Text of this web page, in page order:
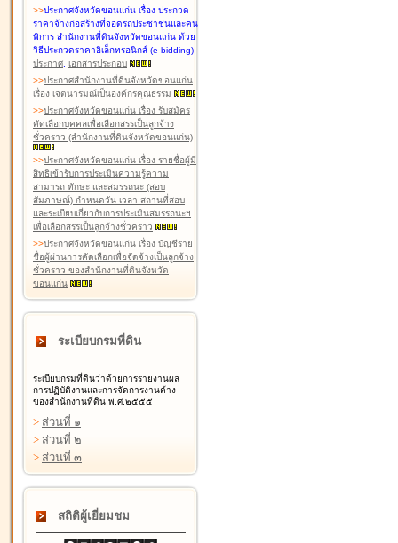
>>ประกาศจังหวัดขอนแก่น เรื่อง ประกวด
ราคาจ้างก่อสร้างที่จอดรถประชาชนและคน
พิการ สำนักงานที่ดินจังหวัดขอนแก่น ด้วย
วิธีประกวดราคาอิเล็กทรอนิกส์ (e-bidding)
ประกาศ, เอกสารประกอบ
>>ประกาศสำนักงานที่ดินจังหวัดขอนแก่น
เรื่อง เจตนารมณ์เป็นองค์กรคุณธรรม
>>ประกาศจังหวัดขอนแก่น เรื่อง รับสมัคร
คัดเลือกบุคคลเพื่อเลือกสรรเป็นลูกจ้าง
ชั่วคราว (สำนักงานที่ดินจังหวัดขอนแก่น)
>>ประกาศจังหวัดขอนแก่น เรื่อง รายชื่อผู้มี
สิทธิเข้ารับการประเมินความรู้ความ
สามารถ ทักษะ และสมรรถนะ (สอบ
สัมภาษณ์) กำหนดวัน เวลา สถานที่สอบ
และระเบียบเกี่ยวกับการประเมินสมรรถนะฯ
เพื่อเลือกสรรเป็นลูกจ้างชั่วคราว
>>ประกาศจังหวัดขอนแก่น เรื่อง บัญชีราย
ชื่อผู้ผ่านการคัดเลือกเพื่อจัดจ้างเป็นลูกจ้าง
ชั่วคราว ของสำนักงานที่ดินจังหวัด
ขอนแก่น
ระเบียบกรมที่ดิน
ระเบียบกรมที่ดินว่าด้วยการรายงานผล
การปฏิบัติงานและการจัดการงานค้าง
ของสำนักงานที่ดิน พ.ศ.๒๕๕๕
> ส่วนที่ ๑
> ส่วนที่ ๒
> ส่วนที่ ๓
สถิติผู้เยี่ยมชม